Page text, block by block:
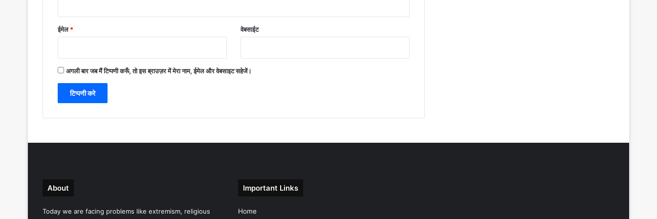
ईमेल* वेबसाईट
अगली बार जब मैं टिप्पणी करूँ, तो इस ब्राउज़र में मेरा नाम, ईमेल और वेबसाइट सहेजें।
About
Today we are facing problems like extremism, religious
Important Links
Home